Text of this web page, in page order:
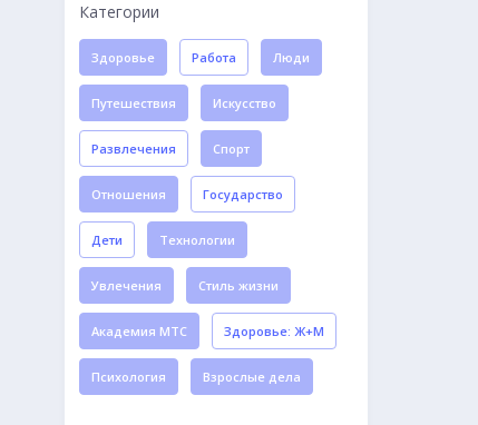
Категории
Здоровье Работа Люди
Путешествия Искусство
Развлечения Спорт
Отношения Государство
Дети Технологии
Увлечения Стиль жизни
Академия МТС Здоровье: Ж+М
Психология Взрослые дела